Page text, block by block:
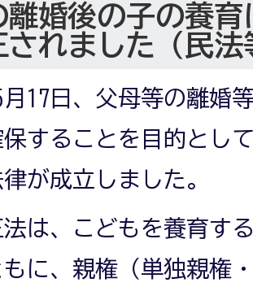
離婚後の子の養
されました（民法
月17日、父母等の離婚
することを目的とし
が成立しました。
法は、こどもを養育す
に、親権（単独親権